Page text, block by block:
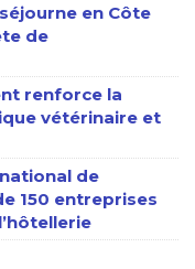
en Côte
de
renforce la
vétérinaire et
de
150 entreprises